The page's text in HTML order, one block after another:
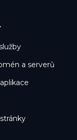
a serverů